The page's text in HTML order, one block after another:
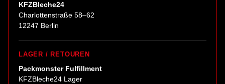
KFZBleche24
Charlottenstraße 58–62
12247 Berlin
LAGER / RETOUREN
Packmonster Fulfillment
KFZBleche24 Lager